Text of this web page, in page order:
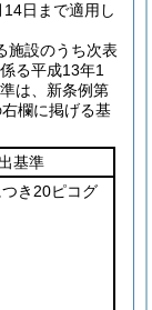
日まで適用し
施設のうち次表
る平成13年1
は、新条例第
欄に掲げる基
基準
き20ピコグ